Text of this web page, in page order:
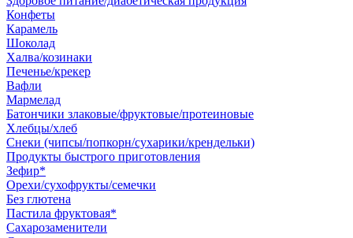
Конфеты
Карамель
Шоколад
Халва/козинаки
Печенье/крекер
Вафли
Мармелад
Батончики злаковые/фруктовые/протеиновые
Хлебцы/хлеб
Снеки (чипсы/попкорн/сухарики/крендельки)
Продукты быстрого приготовления
Зефир*
Орехи/сухофрукты/семечки
Без глютена
Пастила фруктовая*
Сахарозаменители